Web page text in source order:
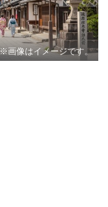
※画像はイメージです。